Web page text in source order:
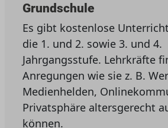
Grundschule
Es gibt kostenlose
die 1. und 2. sowie 3. und 4.
Jahrgangsstufe. Lehrkräfte
Anregungen wie sie z. B.
Medienhelden,
Privatsphäre altersgerecht
können.